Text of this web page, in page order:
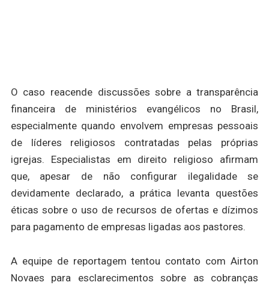
O caso reacende discussões sobre a transparência
financeira de ministérios evangélicos no Brasil,
especialmente quando envolvem empresas pessoais
de líderes religiosos contratadas pelas próprias
igrejas. Especialistas em direito religioso afirmam
que, apesar de não configurar ilegalidade se
devidamente declarado, a prática levanta questões
éticas sobre o uso de recursos de ofertas e dízimos
para pagamento de empresas ligadas aos pastores.
A equipe de reportagem tentou contato com Airton
Novaes para esclarecimentos sobre as cobranças